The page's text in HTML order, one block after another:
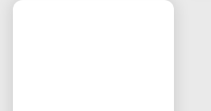
600 Mm 16Fr Gesloten Zuigbuis